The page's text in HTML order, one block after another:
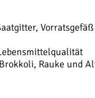
Rauke und